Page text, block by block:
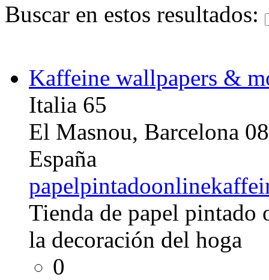
Buscar en estos resultados:
Kaffeine wallpapers &
Italia 65
El Masnou, Barcelona
España
Tienda de papel pintado
la decoración del hoga
0